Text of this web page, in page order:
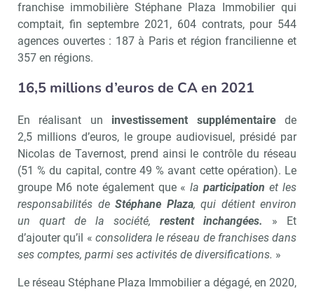
franchise immobilière Stéphane Plaza Immobilier qui
comptait, fin septembre 2021, 604 contrats, pour 544
agences ouvertes : 187 à Paris et région francilienne et
357 en régions.
16,5 millions d’euros de CA en 2021
En réalisant un investissement supplémentairede
2,5 millions d’euros, le groupe audiovisuel, présidé par
Nicolas de Tavernost, prend ainsi le contrôle du réseau
(51 % du capital, contre 49 % avant cette opération). Le
groupe M6 note également que «laparticipation et les
responsabilités de Stéphane Plaza, qui détient environ
un quart de la société, restent inchangées.
» Et
d’ajouter qu’il « consolidera le réseau de franchises dans
ses comptes, parmi ses activités de diversifications. »
Le réseau Stéphane Plaza Immobilier a dégagé, en 2020,